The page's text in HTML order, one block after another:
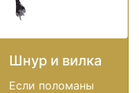
Шнур и вилка
Если поломаны